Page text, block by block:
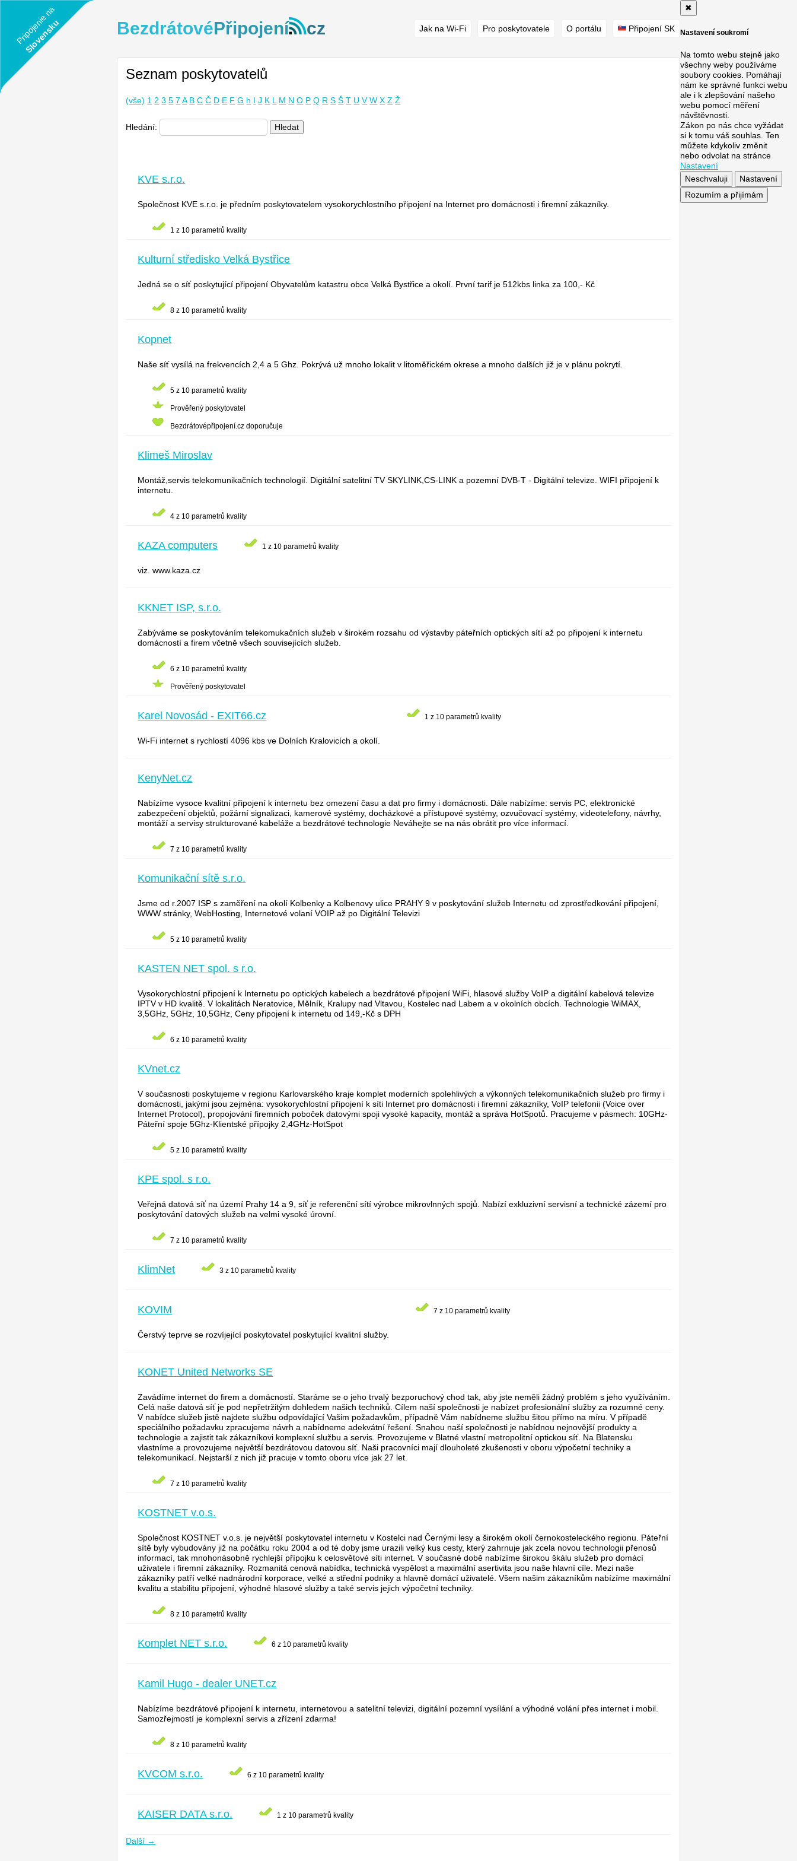
Pripojenie na
Slovensku BezdrátovéPřipojení cz Jak na Wi-Fi Pro poskytovatele O portálu Připojení SK
Seznam poskytovatelů
(vše) 1 2 3 5 7 A B C Č D E F G h I J K L M N O P Q R S Š T U V W X Z Ž
Hledání: Hledat
KVE s.r.o.
Společnost KVE s.r.o. je předním poskytovatelem vysokorychlostního připojení na Internet pro domácnosti i firemní zákazníky.
1 z 10 parametrů kvality
Kulturní středisko Velká Bystřice
Jedná se o síť poskytující připojení Obyvatelům katastru obce Velká Bystřice a okolí. První tarif je 512kbs linka za 100,- Kč
8 z 10 parametrů kvality
Kopnet
Naše síť vysílá na frekvencích 2,4 a 5 Ghz. Pokrývá už mnoho lokalit v litoměřickém okrese a mnoho dalších již je v plánu pokrytí.
5 z 10 parametrů kvality
Prověřený poskytovatel
Bezdrátovépřipojení.cz doporučuje
Klimeš Miroslav
Montáž,servis telekomunikačních technologií. Digitální satelitní TV SKYLINK,CS-LINK a pozemní DVB-T - Digitální televize. WIFI připojení k
internetu.
4 z 10 parametrů kvality
KAZA computers
viz. www.kaza.cz
1 z 10 parametrů kvality
KKNET ISP, s.r.o.
Zabýváme se poskytováním telekomukačních služeb v širokém rozsahu od výstavby páteřních optických sítí až po připojení k internetu
domácností a firem včetně všech souvisejících služeb.
6 z 10 parametrů kvality
Prověřený poskytovatel
Karel Novosád - EXIT66.cz
Wi-Fi internet s rychlostí 4096 kbs ve Dolních Kralovicích a okolí.
1 z 10 parametrů kvality
KenyNet.cz
Nabízíme vysoce kvalitní připojení k internetu bez omezení času a dat pro firmy i domácnosti. Dále nabízíme: servis PC, elektronické
zabezpečení objektů, požární signalizaci, kamerové systémy, docházkové a přístupové systémy, ozvučovací systémy, videotelefony, návrhy,
montáží a servisy strukturované kabeláže a bezdrátové technologie Neváhejte se na nás obrátit pro více informací.
7 z 10 parametrů kvality
Komunikační sítě s.r.o.
Jsme od r.2007 ISP s zaměření na okolí Kolbenky a Kolbenovy ulice PRAHY 9 v poskytování služeb Internetu od zprostředkování připojení,
WWW stránky, WebHosting, Internetové volaní VOIP až po Digitální Televizi
5 z 10 parametrů kvality
KASTEN NET spol. s r.o.
Vysokorychlostní připojení k Internetu po optických kabelech a bezdrátové připojení WiFi, hlasové služby VoIP a digitální kabelová televize
IPTV v HD kvalitě. V lokalitách Neratovice, Mělník, Kralupy nad Vltavou, Kostelec nad Labem a v okolních obcích. Technologie WiMAX,
3,5GHz, 5GHz, 10,5GHz, Ceny připojení k internetu od 149,-Kč s DPH
6 z 10 parametrů kvality
KVnet.cz
V současnosti poskytujeme v regionu Karlovarského kraje komplet moderních spolehlivých a výkonných telekomunikačních služeb pro firmy i
domácnosti, jakými jsou zejména: vysokorychlostní připojení k síti Internet pro domácnosti i firemní zákazníky, VoIP telefonii (Voice over
Internet Protocol), propojování firemních poboček datovými spoji vysoké kapacity, montáž a správa HotSpotů. Pracujeme v pásmech: 10GHz-
Páteřní spoje 5Ghz-Klientské přípojky 2,4GHz-HotSpot
5 z 10 parametrů kvality
KPE spol. s r.o.
Veřejná datová síť na území Prahy 14 a 9, síť je referenční sítí výrobce mikrovlnných spojů. Nabízí exkluzivní servisní a technické zázemí pro
poskytování datových služeb na velmi vysoké úrovní.
7 z 10 parametrů kvality
KlimNet 3 z 10 parametrů kvality
KOVIM
Čerstvý teprve se rozvíjející poskytovatel poskytující kvalitní služby.
7 z 10 parametrů kvality
KONET United Networks SE
Zavádíme internet do firem a domácností. Staráme se o jeho trvalý bezporuchový chod tak, aby jste neměli žádný problém s jeho využíváním.
Celá naše datová síť je pod nepřetržitým dohledem našich techniků. Cílem naší společnosti je nabízet profesionální služby za rozumné ceny.
V nabídce služeb jistě najdete službu odpovídající Vašim požadavkům, případně Vám nabídneme službu šitou přímo na míru. V případě
speciálního požadavku zpracujeme návrh a nabídneme adekvátní řešení. Snahou naší společnosti je nabídnou nejnovější produkty a
technologie a zajistit tak zákazníkovi komplexní službu a servis. Provozujeme v Blatné vlastní metropolitní optickou síť. Na Blatensku
vlastníme a provozujeme největší bezdrátovou datovou síť. Naši pracovníci mají dlouholeté zkušenosti v oboru výpočetní techniky a
telekomunikací. Nejstarší z nich již pracuje v tomto oboru více jak 27 let.
7 z 10 parametrů kvality
KOSTNET v.o.s.
Společnost KOSTNET v.o.s. je největší poskytovatel internetu v Kostelci nad Černými lesy a širokém okolí černokosteleckého regionu. Páteřní
sítě byly vybudovány již na počátku roku 2004 a od té doby jsme urazili velký kus cesty, který zahrnuje jak zcela novou technologii přenosů
informací, tak mnohonásobně rychlejší přípojku k celosvětové síti internet. V současné době nabízíme širokou škálu služeb pro domácí
uživatele i firemní zákazníky. Rozmanitá cenová nabídka, technická vyspělost a maximální asertivita jsou naše hlavní cíle. Mezi naše
zákazníky patří velké nadnárodní korporace, velké a střední podniky a hlavně domácí uživatelé. Všem našim zákazníkům nabízíme maximální
kvalitu a stabilitu připojení, výhodné hlasové služby a také servis jejich výpočetní techniky.
8 z 10 parametrů kvality
Komplet NET s.r.o. 6 z 10 parametrů kvality
Kamil Hugo - dealer UNET.cz
Nabízíme bezdrátové připojení k internetu, internetovou a satelitní televizi, digitální pozemní vysílání a výhodné volání přes internet i mobil.
Samozřejmostí je komplexní servis a zřízení zdarma!
8 z 10 parametrů kvality
KVCOM s.r.o. 6 z 10 parametrů kvality
KAISER DATA s.r.o. 1 z 10 parametrů kvality
Další →
✖
Nastavení soukromí
Na tomto webu stejně jako
všechny weby používáme
soubory cookies. Pomáhají
nám ke správné funkci webu
ale i k zlepšování našeho
webu pomocí měření
návštěvnosti.
Zákon po nás chce vyžádat
si k tomu váš souhlas. Ten
můžete kdykoliv změnit
nebo odvolat na stránce
Nastavení
Neschvaluji
Nastavení
Rozumím a přijímám